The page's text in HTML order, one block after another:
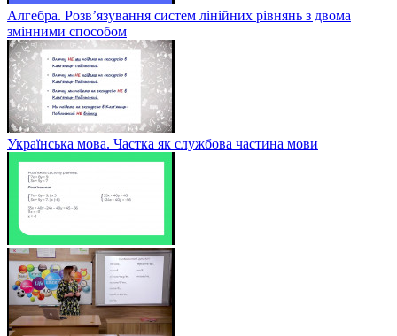
Алгебра. Розв’язування систем лінійних рівнянь з двома
змінними способом
Українська мова. Частка як службова частина мови